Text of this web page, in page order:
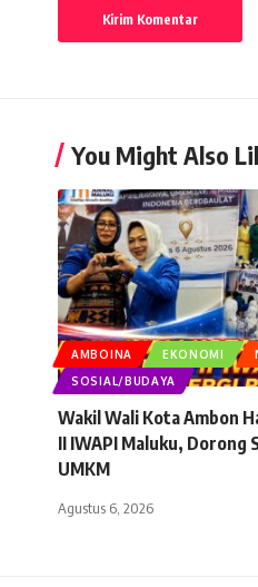
You Might Also
AMBOINA EKONOMI
SOSIAL/BUDAYA
Wakil Wali Kota Ambon
II IWAPI Maluku, Dorong
UMKM
Agustus 6, 2026